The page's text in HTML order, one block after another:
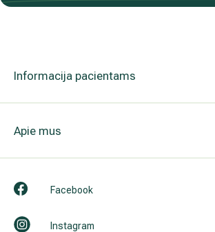
Informacija pacientams
Apie mus
Facebook
Instagram